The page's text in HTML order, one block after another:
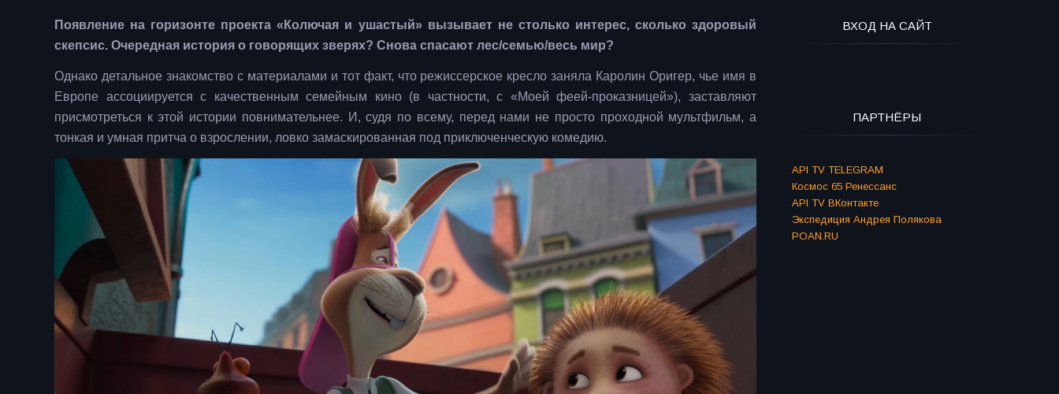
Появление на горизонте проекта «Колючая и ушастый» вызывает не столько интерес, сколько здоровый
скепсис. Очередная история о говорящих зверях? Снова спасают лес/семью/весь мир?
Однако детальное знакомство с материалами и тот факт, что режиссерское кресло заняла Каролин Оригер, чье имя в
Европе ассоциируется с качественным семейным кино (в частности, с «Моей феей-проказницей»), заставляют
присмотреться к этой истории повнимательнее. И, судя по всему, перед нами не просто проходной мультфильм, а
тонкая и умная притча о взрослении, ловко замаскированная под приключенческую комедию.
ВХОД НА САЙТ
ПАРТНЁРЫ
API TV TELEGRAM
Космос 65 Ренессанс
API TV ВКонтакте
Экспедиция Андрея Полякова
POAN.RU